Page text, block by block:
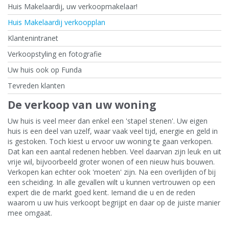
Huis Makelaardij, uw verkoopmakelaar!
Huis Makelaardij verkoopplan
Klantenintranet
Verkoopstyling en fotografie
Uw huis ook op Funda
Tevreden klanten
De verkoop van uw woning
Uw huis is veel meer dan enkel een 'stapel stenen'. Uw eigen
huis is een deel van uzelf, waar vaak veel tijd, energie en geld in
is gestoken. Toch kiest u ervoor uw woning te gaan verkopen.
Dat kan een aantal redenen hebben. Veel daarvan zijn leuk en uit
vrije wil, bijvoorbeeld groter wonen of een nieuw huis bouwen.
Verkopen kan echter ook 'moeten' zijn. Na een overlijden of bij
een scheiding. In alle gevallen wilt u kunnen vertrouwen op een
expert die de markt goed kent. Iemand die u en de reden
waarom u uw huis verkoopt begrijpt en daar op de juiste manier
mee omgaat.